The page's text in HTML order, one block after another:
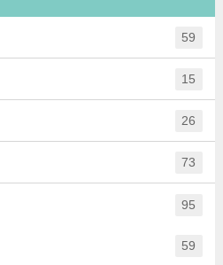
59
15
26
73
95
59